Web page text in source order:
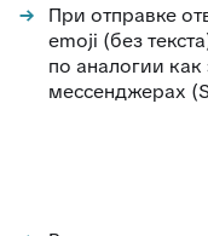
При отправке
emoji (без
по аналогии
мессенджерах